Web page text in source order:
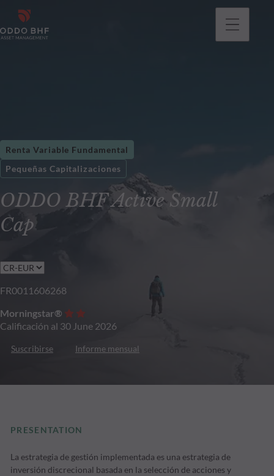
ODDO BHF Active Small
Cap
Renta Variable Fundamental
Pequeñas Capitalizaciones
FR0011606268
Morningstar®
Calificación al 30 June 2026
Suscribirse Informe mensual
PRESENTATION
La estrategia de gestión implementada es una estrategia de
inversión discrecional basada en la selección de acciones y